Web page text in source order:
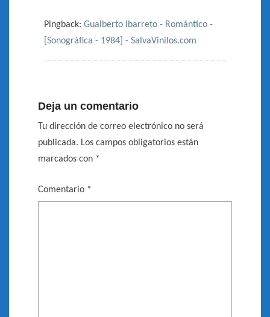
Pingback: Gualberto Ibarreto - Romántico -
[Sonográfica - 1984] - SalvaVinilos.com
Deja un comentario
Tu dirección de correo electrónico no será
publicada. Los campos obligatorios están
marcados con *
Comentario *